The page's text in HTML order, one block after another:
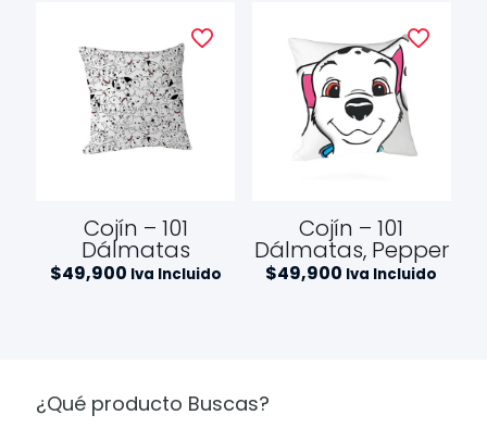
Cojín – 101
Dálmatas
$49,900 Iva Incluido
Cojín – 101
Dálmatas, Pepper
$49,900 Iva Incluido
¿Qué producto Buscas?